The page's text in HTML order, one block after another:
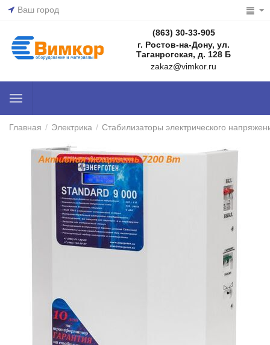
Ваш город
(863) 30-33-905
г. Ростов-на-Дону, ул.
Таганрогская, д. 128 Б
zakaz@vimkor.ru
Главная / Электрика / Стабилизаторы электрического